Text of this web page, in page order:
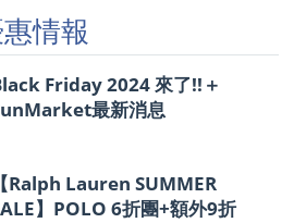
情報
Friday 2024 來了!!＋
最新消息
【Ralph Lauren SUMMER
】POLO 6折團+額外9折